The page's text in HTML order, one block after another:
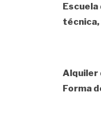
técnica,
Alquiler
Forma